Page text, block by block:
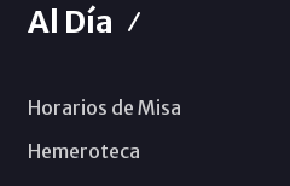
Al Día
Horarios de Misa
Hemeroteca